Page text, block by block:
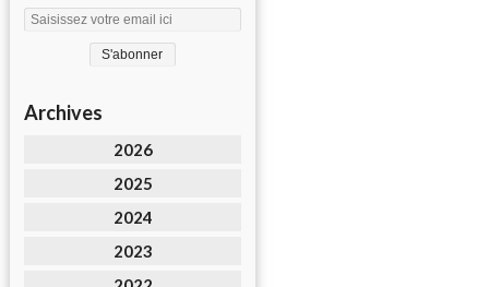
Archives
2026
2025
2024
2023